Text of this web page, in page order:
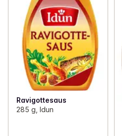
Ravigottesaus
285 g, Idun